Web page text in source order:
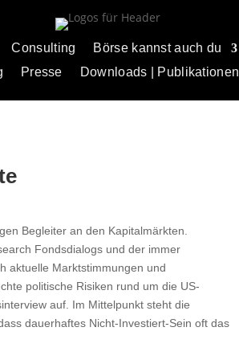
Consulting Börse kannst auch du
Presse Downloads | Publikationen
Begleiter an den Kapitalmärkten.
Fondsdialogs und der immer
aktuelle Marktstimmungen und
politische Risiken rund um die US-
auf. Im Mittelpunkt steht die
dauerhaftes Nicht-Investiert-Sein oft das